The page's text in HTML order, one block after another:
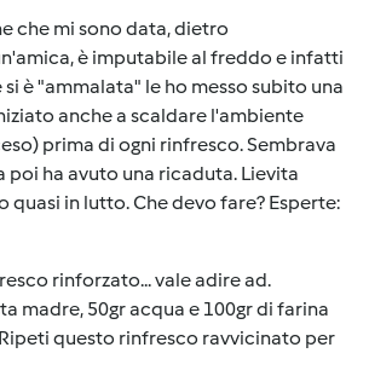
che mi sono data, dietro
è imputabile al freddo e infatti
è "ammalata" le ho messo subito una
anche a scaldare l'ambiente
prima di ogni rinfresco. Sembrava
poi ha avuto una ricaduta. Lievita
quasi in lutto. Che devo fare? Esperte:
rinforzato... vale adire ad.
madre, 50gr acqua e 100gr di farina
questo rinfresco ravvicinato per